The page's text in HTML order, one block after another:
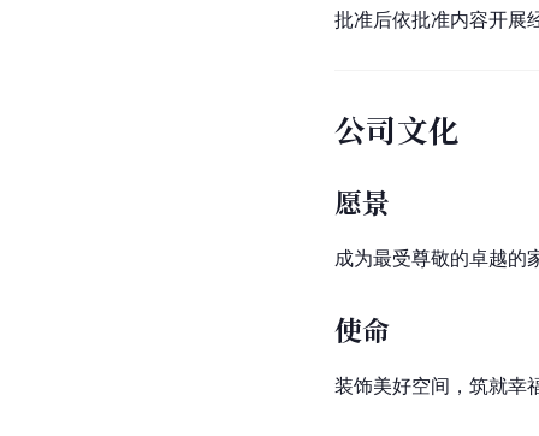
批准后依批准内容开展
公司文化
愿景
成为最受尊敬的卓越的
使命
装饰美好空间，筑就幸